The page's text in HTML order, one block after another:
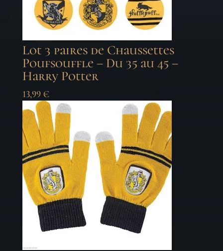
Lot 3 paires de Chaussettes
Poufsouffle – Du 35 au 45 –
Harry Potter
13,99 €